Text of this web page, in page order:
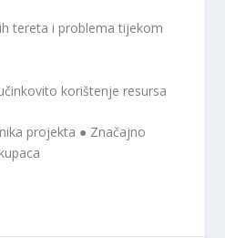
tereta i problema tijekom
korištenje resursa
projekta ● Značajno